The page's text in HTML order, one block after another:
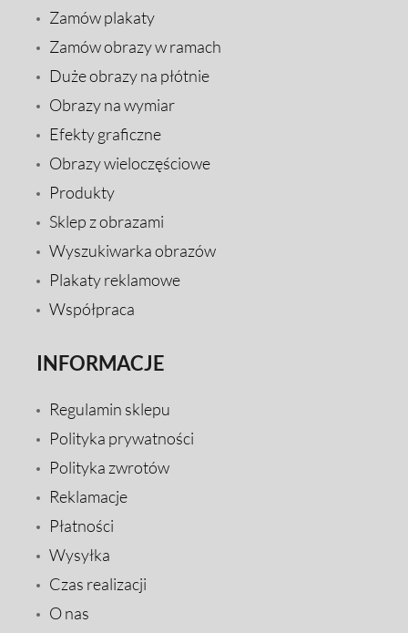
Zamów plakaty
Zamów obrazy w ramach
Duże obrazy na płótnie
Obrazy na wymiar
Efekty graficzne
Obrazy wieloczęściowe
Produkty
Sklep z obrazami
Wyszukiwarka obrazów
Plakaty reklamowe
Współpraca
INFORMACJE
Regulamin sklepu
Polityka prywatności
Polityka zwrotów
Reklamacje
Płatności
Wysyłka
Czas realizacji
O nas